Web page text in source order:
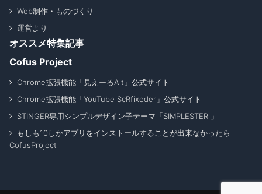
Web制作・ものづくり
運営より
オススメ特集記事
Cofus Project
Chrome拡張機能「見えーるAlt」公式サイト
Chrome拡張機能「YouTube ScRfixeder」公式サイト
STINGER専用シンプルデザイン子テーマ「SIMPLESTER 」
もしも10しかアプリをインストールすることが出来なかったら _
CofusProject